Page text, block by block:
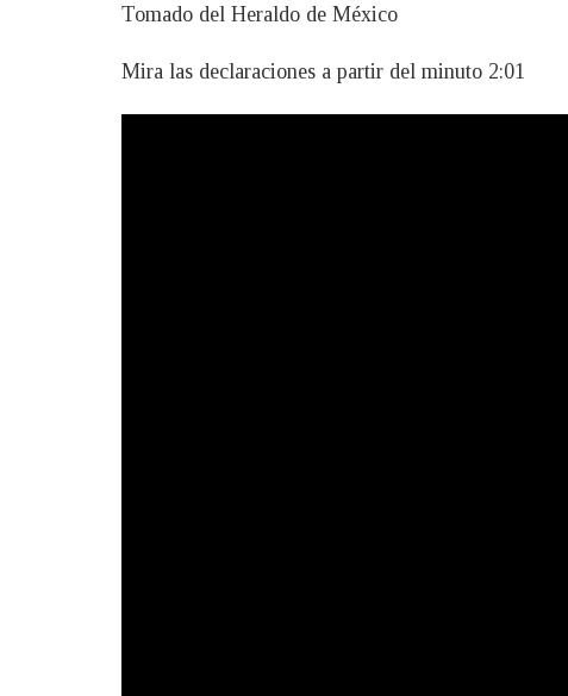
Tomado del Heraldo de México
Mira las declaraciones a partir del minuto 2:01